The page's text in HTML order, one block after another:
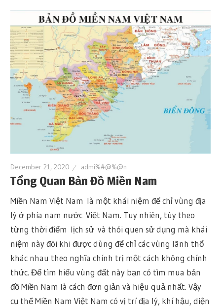
December 21, 2020 admi%#@%@n
Tổng Quan Bản Đồ Miền Nam
Miền Nam Việt Nam là một khái niệm để chỉ vùng địa
lý ở phía nam nước Việt Nam. Tuy nhiên, tùy theo
từng thời điểm lịch sử và thói quen sử dụng mà khái
niệm này đôi khi được dùng để chỉ các vùng lãnh thổ
khác nhau theo nghĩa chính trị một cách không chính
thức. Để tìm hiểu vùng đất này bạn có tìm mua bản
đồ Miền Nam là cách đơn giản và hiệu quả nhất. Vậy
cụ thể Miền Nam Việt Nam có vị trí địa lý, khí hậu, diện